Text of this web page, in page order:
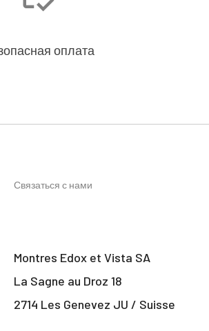
оплата
Связаться с нами
Montres Edox et Vista SA
La Sagne au Droz 18
2714 Les Genevez JU / Suisse